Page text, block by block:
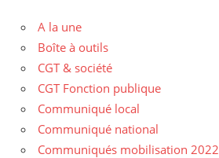
A la une
Boîte à outils
CGT & société
CGT Fonction publique
Communiqué local
Communiqué national
Communiqués mobilisation 2022